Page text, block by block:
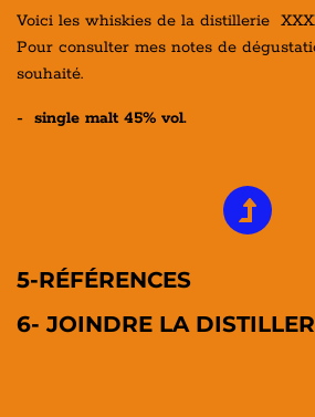
Voici les whiskies de la distillerie
Pour consulter mes notes de
souhaité.
- single malt 45% vol.
5-RÉFÉRENCES
6- JOINDRE LA